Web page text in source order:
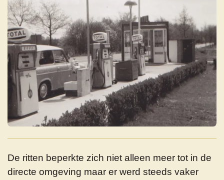
De ritten beperkte zich niet alleen meer tot in de
directe omgeving maar er werd steeds vaker